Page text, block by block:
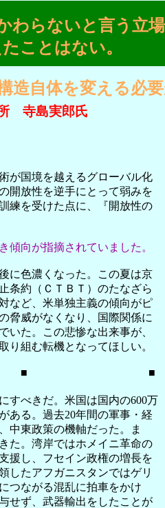
が国境を越えるグローバル化
開放性を逆手にとって弱みを
練を受けた点に、『開放性の
傾向が指摘されていました。
に色濃くなった。この夏は京
条約（ＣＴＢＴ）のたなざら
など、米単独主義の傾向がピ
脅威がなくなり、国際関係に
いた。この悲惨な出来事が、
り組む転機となってほしい。
■
すべきだ。米国は国内の600万
ある。過去20年間の軍事・経
中東政策の機軸だった。ま
た。湾岸ではホメイニ革命の
援し、フセイン政権の増長を
したアフガニスタンではゲリ
つながる混乱に拍車をかけ
せず、武器輸出をしたことが
わらないと言う立
ことはない。
造自体を変える必
寺島実郎氏